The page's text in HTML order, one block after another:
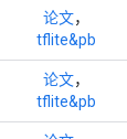
论文，
tflite&pb
论文，
tflite&pb